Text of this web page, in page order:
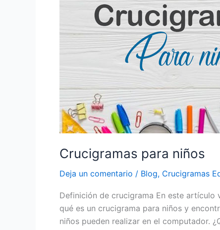
Crucigramas para niños
Deja un comentario / Blog, Crucigramas
Definición de crucigrama En este artículo
qué es un crucigrama para niños y
niños pueden realizar en el computador.